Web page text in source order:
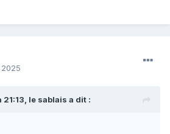
le sablais a dit :